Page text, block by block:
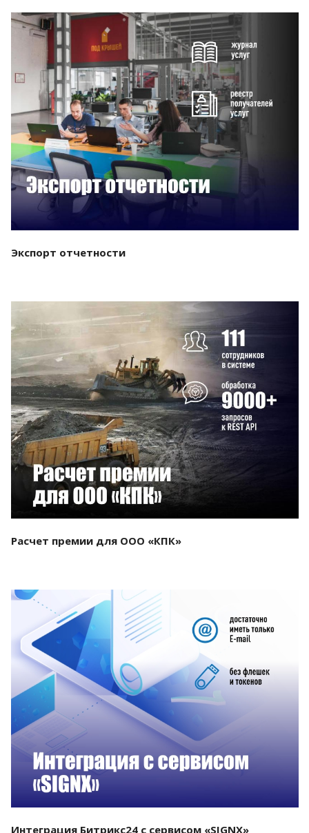
Смотреть проект
Экспорт отчетности
Смотреть проект
Расчет премии для ООО «КПК»
Смотреть проект
Интеграция Битрикс24 с сервисом «SIGNX»